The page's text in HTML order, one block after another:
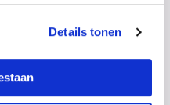
Details tonen